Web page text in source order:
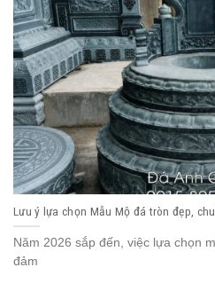
Lưu ý lựa chọn Mẫu Mộ đá tròn đẹp,
Năm 2026 sắp đến, việc lựa chọn
đảm